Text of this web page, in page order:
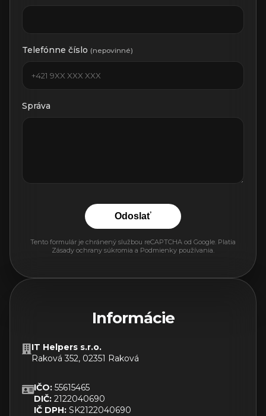
Telefónne číslo (nepovinné)
Správa
Odoslať
Tento formulár je chránený službou reCAPTCHA od Google. Platia
Zásady ochrany súkromia a Podmienky používania.
Informácie
IT Helpers s.r.o.
Raková 352, 02351 Raková
IČO: 55615465
DIČ: 2122040690
IČ DPH: SK2122040690